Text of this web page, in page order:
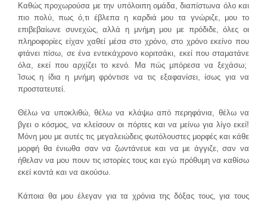
Καθώς προχωρούσα με την υπόλοιπη ομάδα, διαπίστωνα όλο και
πιο πολύ, πως ό,τι έβλεπα η καρδιά μου τα γνώριζε, μου το
επιβεβαίωνε συνεχώς, αλλά η μνήμη μου με πρόδιδε, όλες οι
πληροφορίες είχαν χαθεί μέσα στο χρόνο, στο χρόνο εκείνο που
φτάνει πίσω, σε ένα εντεκάχρονο κοριτσάκι, εκεί που σταματάνε
όλα, εκεί που αρχίζει το κενό. Μα πώς μπόρεσα να ξεχάσω;
Ίσως η ίδια η μνήμη φρόντισε να τις εξαφανίσει, ίσως για να
προστατευτεί.
Θέλω να υποκλιθώ, θέλω να κλάψω από περηφάνια, θέλω να
βγει ο κόσμος, να κλείσουν οι πόρτες και να μείνω για λίγο εκεί!
Μόνη μου με αυτές τις μεγαλειώδεις φωτόλουστες μορφές και κάθε
μορφή θα ένιωθα σαν να ζωντάνευε και να με άγγιζε, σαν να
ήθελαν να μου πουν τις ιστορίες τους και εγώ πρόθυμη να καθίσω
εκεί κοντά και να ακούσω.
Κάποια θα μου έλεγαν για τα χρόνια της δόξας τους, για τους